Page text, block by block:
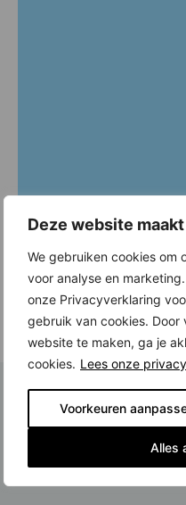
Deze website
We gebruiken cookies om
voor analyse en
onze Privacyverklaring
gebruik van cookies.
website te maken, ga je
cookies. Lees onze
Voorkeuren
Alles